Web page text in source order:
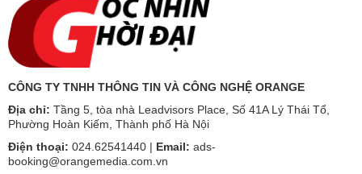
CÔNG TY TNHH THÔNG TIN VÀ CÔNG NGHỆ ORANGE
Địa chỉ: Tầng 5, tòa nhà Leadvisors Place, Số 41A Lý Thái Tổ,
Phường Hoàn Kiếm, Thành phố Hà Nội
Điện thoại: 024.62541440 | Email: ads-
booking@orangemedia.com.vn